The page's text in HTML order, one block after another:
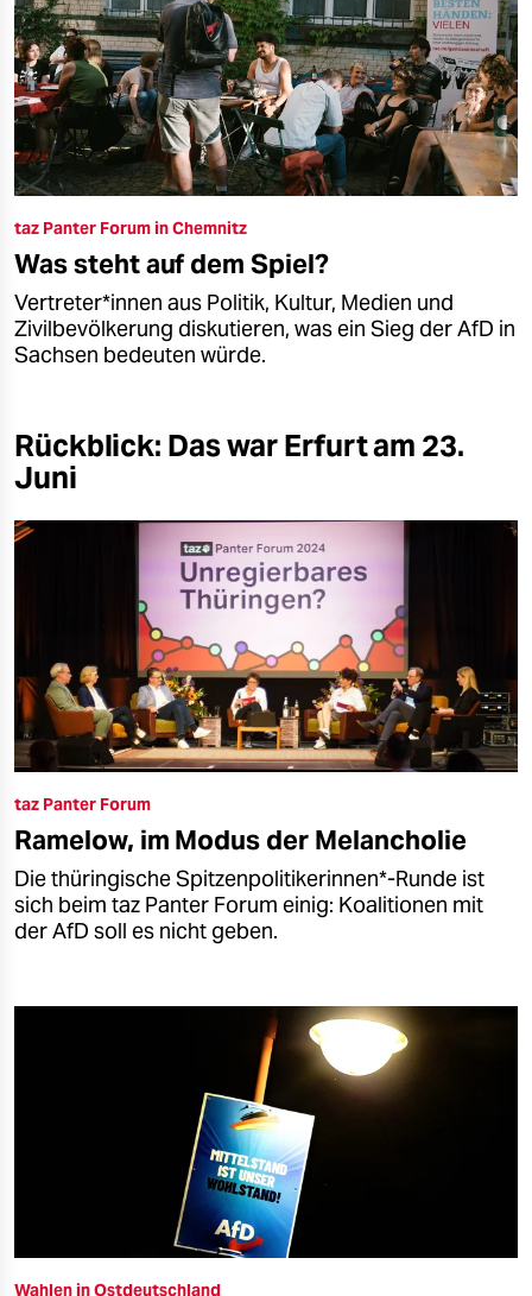
taz Panter Forum in Chemnitz
Was steht auf dem Spiel?
Ver­tre­te­r*in­nen aus Politik, Kultur, Medien und
Zivilbevölkerung diskutieren, was ein Sieg der AfD in
Sachsen bedeuten würde.
Rückblick: Das war Erfurt am 23.
Juni
taz Panter Forum
Ramelow, im Modus der Melancholie
Die thüringische Spitzenpolitikerinnen*-Runde ist
sich beim taz Panter Forum einig: Koalitionen mit
der AfD soll es nicht geben.
Wahlen in Ostdeutschland